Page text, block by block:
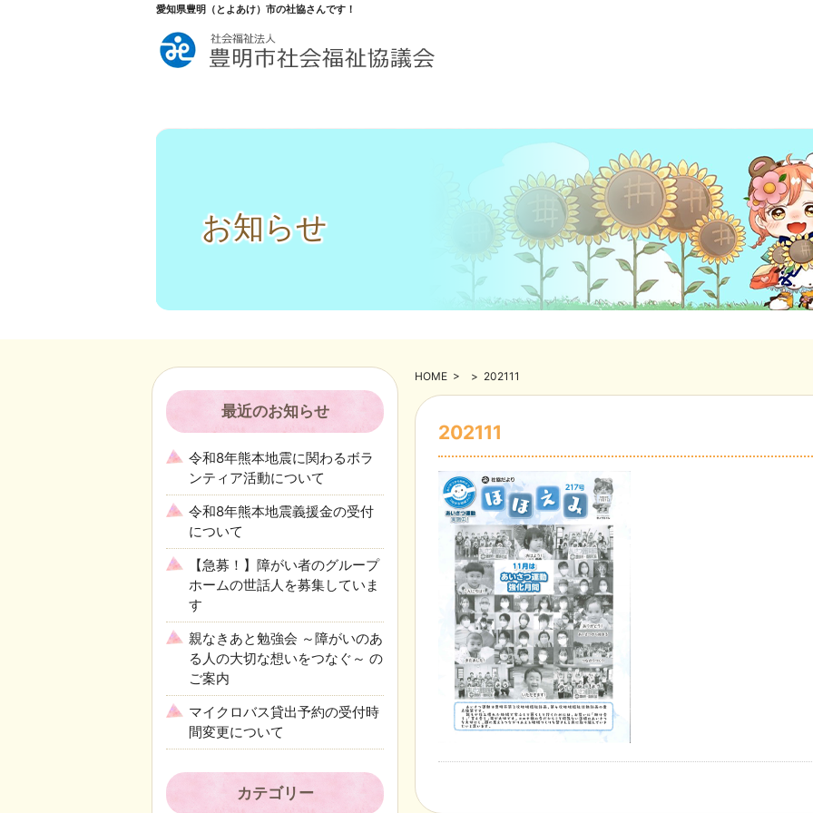
愛知県豊明（とよあけ）市の社協さんです！
お知らせ
HOME > > 202111
202111
最近のお知らせ
令和8年熊本地震に関わるボラ
ンティア活動について
令和8年熊本地震義援金の受付
について
【急募！】障がい者のグループ
ホームの世話人を募集していま
す
親なきあと勉強会 ～障がいのあ
る人の大切な想いをつなぐ～ の
ご案内
マイクロバス貸出予約の受付時
間変更について
カテゴリー